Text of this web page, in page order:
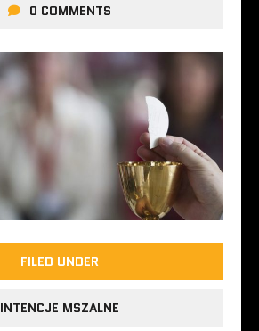
0 COMMENTS
FILED UNDER
INTENCJE MSZALNE